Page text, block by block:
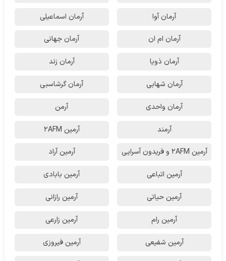
آرمان آوا آرمان اسماعیلی
آرمان ام ان آرمان جهانی
آرمان ذویا آرمان زند
آرمان شهابی آرمان گرشاسبی
آرمان واحدی آرمن
آرمند آرمین 2AFM
آرمین 2AFM و فریدون آسرایی آرمین آراد
آرمین اتباعی آرمین بابادی
آرمین حیاتی آرمین رازانی
آرمین رام آرمین زارعی
آرمین شفیعی آرمین فیروزی